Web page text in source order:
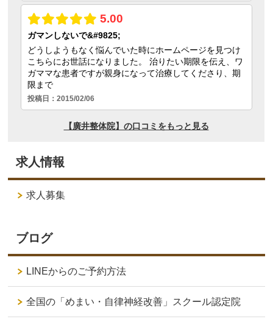
求人情報
求人募集
ブログ
LINEからのご予約方法
全国の「めまい・自律神経改善」スクール認定院